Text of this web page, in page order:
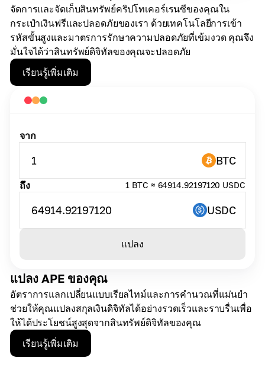
จัดการและจัดเก็บสินทรัพย์คริปโทเคอร์เรนซีของคุณใน
กระเป๋าเงินฟรีและปลอดภัยของเรา ด้วยเทคโนโลยีการเข้า
รหัสขั้นสูงและมาตรการรักษาความปลอดภัยที่เข้มงวด คุณจึง
มั่นใจได้ว่าสินทรัพย์ดิจิทัลของคุณจะปลอดภัย
เรียนรู้เพิ่มเติม
แปลง APE ของคุณ
อัตราการแลกเปลี่ยนแบบเรียลไทม์และการคำนวณที่แม่นยำ
ช่วยให้คุณแปลงสกุลเงินดิจิทัลได้อย่างรวดเร็วและราบรื่นเพื่อ
ให้ได้ประโยชน์สูงสุดจากสินทรัพย์ดิจิทัลของคุณ
เรียนรู้เพิ่มเติม
จาก
1 BTC
ถึง 1 BTC ≈ 64914.92197120 USDC
64914.92197120 USDC
แปลง